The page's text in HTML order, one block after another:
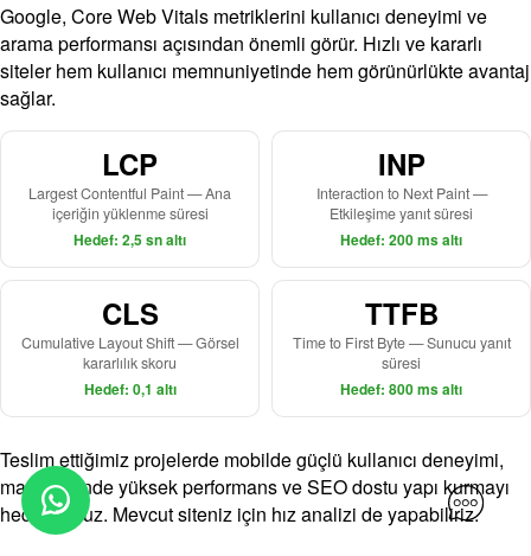
Google, Core Web Vitals metriklerini kullanıcı deneyimi ve
arama performansı açısından önemli görür. Hızlı ve kararlı
siteler hem kullanıcı memnuniyetinde hem görünürlükte avantaj
sağlar.
LCP
Largest Contentful Paint — Ana
içeriğin yüklenme süresi
Hedef: 2,5 sn altı
INP
Interaction to Next Paint —
Etkileşime yanıt süresi
Hedef: 200 ms altı
CLS
Cumulative Layout Shift — Görsel
kararlılık skoru
Hedef: 0,1 altı
TTFB
Time to First Byte — Sunucu yanıt
süresi
Hedef: 800 ms altı
Teslim ettiğimiz projelerde mobilde güçlü kullanıcı deneyimi,
masaüstünde yüksek performans ve SEO dostu yapı kurmayı
hedefliyoruz. Mevcut siteniz için hız analizi de yapabiliriz.